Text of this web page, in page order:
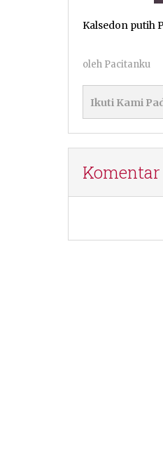
Kalsedon putih
oleh Pacitanku
Ikuti Kami
Komentar